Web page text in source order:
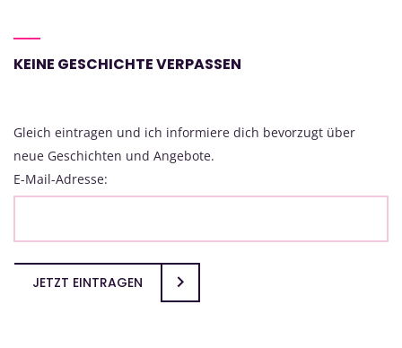
KEINE GESCHICHTE VERPASSEN
Gleich eintragen und ich informiere dich bevorzugt über
neue Geschichten und Angebote.
E-Mail-Adresse:
JETZT EINTRAGEN